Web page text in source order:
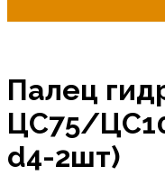
Палец
ЦС75/
d4-2шт)